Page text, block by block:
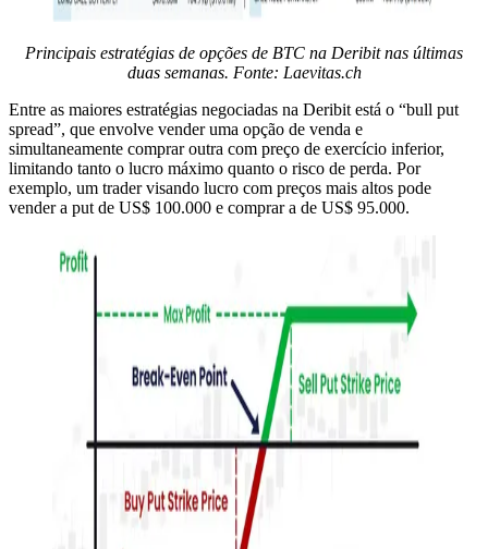
Principais estratégias de opções de BTC na Deribit nas últimas
duas semanas. Fonte: Laevitas.ch
Entre as maiores estratégias negociadas na Deribit está o “bull put
spread”, que envolve vender uma opção de venda e
simultaneamente comprar outra com preço de exercício inferior,
limitando tanto o lucro máximo quanto o risco de perda. Por
exemplo, um trader visando lucro com preços mais altos pode
vender a put de US$ 100.000 e comprar a de US$ 95.000.